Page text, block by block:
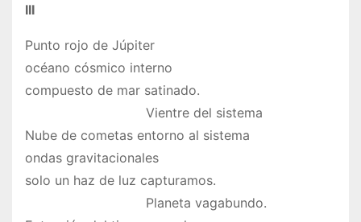
III
Punto rojo de Júpiter
océano cósmico interno
compuesto de mar satinado.
Vientre del sistema
Nube de cometas entorno al sistema
ondas gravitacionales
solo un haz de luz capturamos.
Planeta vagabundo.